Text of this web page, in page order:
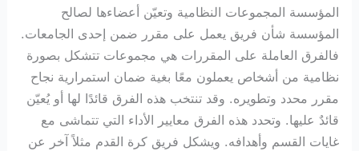
المؤسسة المجموعات النظامية وتعيّن أعضاءها لصالح
المؤسسة شأن فريق يعمل على مقرر ضمن إحدى الجامعات.
فالفرق العاملة على المقررات هي مجموعات تتشكل بصورة
نظامية من أشخاص يعملون معًا بغية ضمان استمرارية نجاح
مقرر محدد وتطويره. وقد تنتخب هذه الفرق قائدًا لها أو يُعيّن
قائدٌ عليها. وتحدد هذه الفرق معايير الأداء التي تتماشى مع
غايات القسم وأهدافه. ويشكل فريق كرة القدم مثلاً آخر عن